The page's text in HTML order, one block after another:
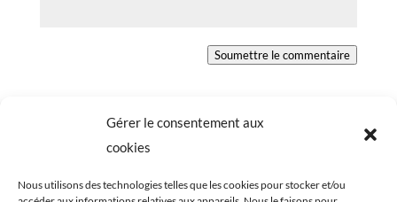
Gérer le consentement aux
cookies
Nous utilisons des technologies telles que les cookies pour stocker et/ou
Soumettre le commentaire